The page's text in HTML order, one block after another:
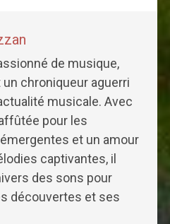
de musique,
un chroniqueur aguerri
musicale. Avec
pour les
et un amour
captivantes, il
des sons pour
découvertes et ses